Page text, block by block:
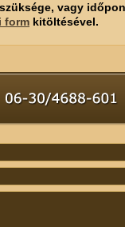
vagy
form kitöltésével.